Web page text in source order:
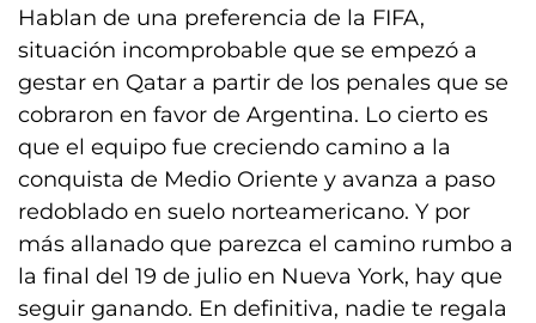
Hablan de una preferencia de la FIFA,
situación incomprobable que se empezó a
gestar en Qatar a partir de los penales que se
cobraron en favor de Argentina. Lo cierto es
que el equipo fue creciendo camino a la
conquista de Medio Oriente y avanza a paso
redoblado en suelo norteamericano. Y por
más allanado que parezca el camino rumbo a
la final del 19 de julio en Nueva York, hay que
seguir ganando. En definitiva, nadie te regala